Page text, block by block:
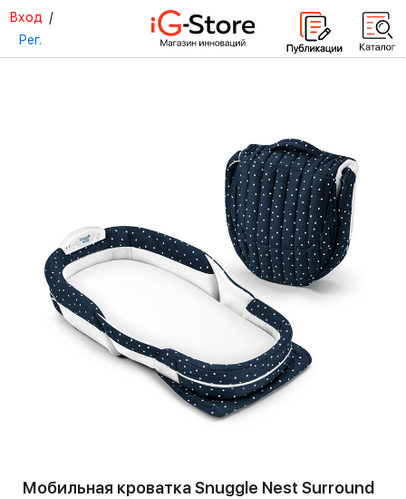
Вход /
Рег.
Мобильная кроватка Snuggle Nest Surround